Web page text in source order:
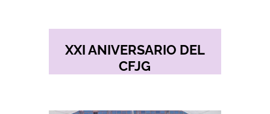
XXI ANIVERSARIO DEL
CFJG